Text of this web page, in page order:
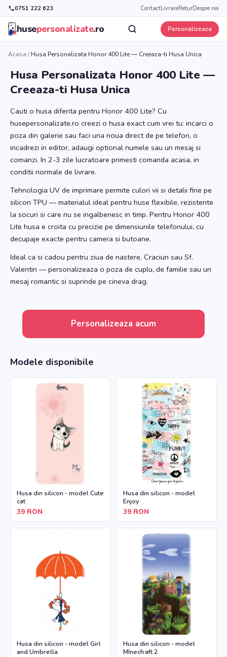
0751 222 623 ContactLivrareReturDespre noi
husepersonalizate.ro Personalizeaza
Acasa /Husa Personalizata Honor 400 Lite — Creeaza-ti Husa Unica
Husa Personalizata Honor 400 Lite —
Creeaza-ti Husa Unica
Cauti o husa diferita pentru Honor 400 Lite? Cu
husepersonalizate.ro creezi o husa exact cum vrei tu: incarci o
poza din galerie sau faci una noua direct de pe telefon, o
incadrezi in editor, adaugi optional numele sau un mesaj si
comanzi. In 2-3 zile lucratoare primesti comanda acasa, in
conditii normale de livrare.
Tehnologia UV de imprimare permite culori vii si detalii fine pe
silicon TPU — materialul ideal pentru huse flexibile, rezistente
la socuri si care nu se ingalbenesc in timp. Pentru Honor 400
Lite husa e croita cu precizie pe dimensiunile telefonului, cu
decupaje exacte pentru camera si butoane.
Ideal ca si cadou pentru ziua de nastere, Craciun sau Sf.
Valentin — personalizeaza o poza de cuplu, de familie sau un
mesaj romantic si suprinde pe cineva drag.
Personalizeaza acum
Modele disponibile
Husa din silicon - model Cute
cat
39 RON
Husa din silicon - model
Enjoy
39 RON
Husa din silicon - model Girl
and Umbrella
Husa din silicon - model
MInecfraft 2